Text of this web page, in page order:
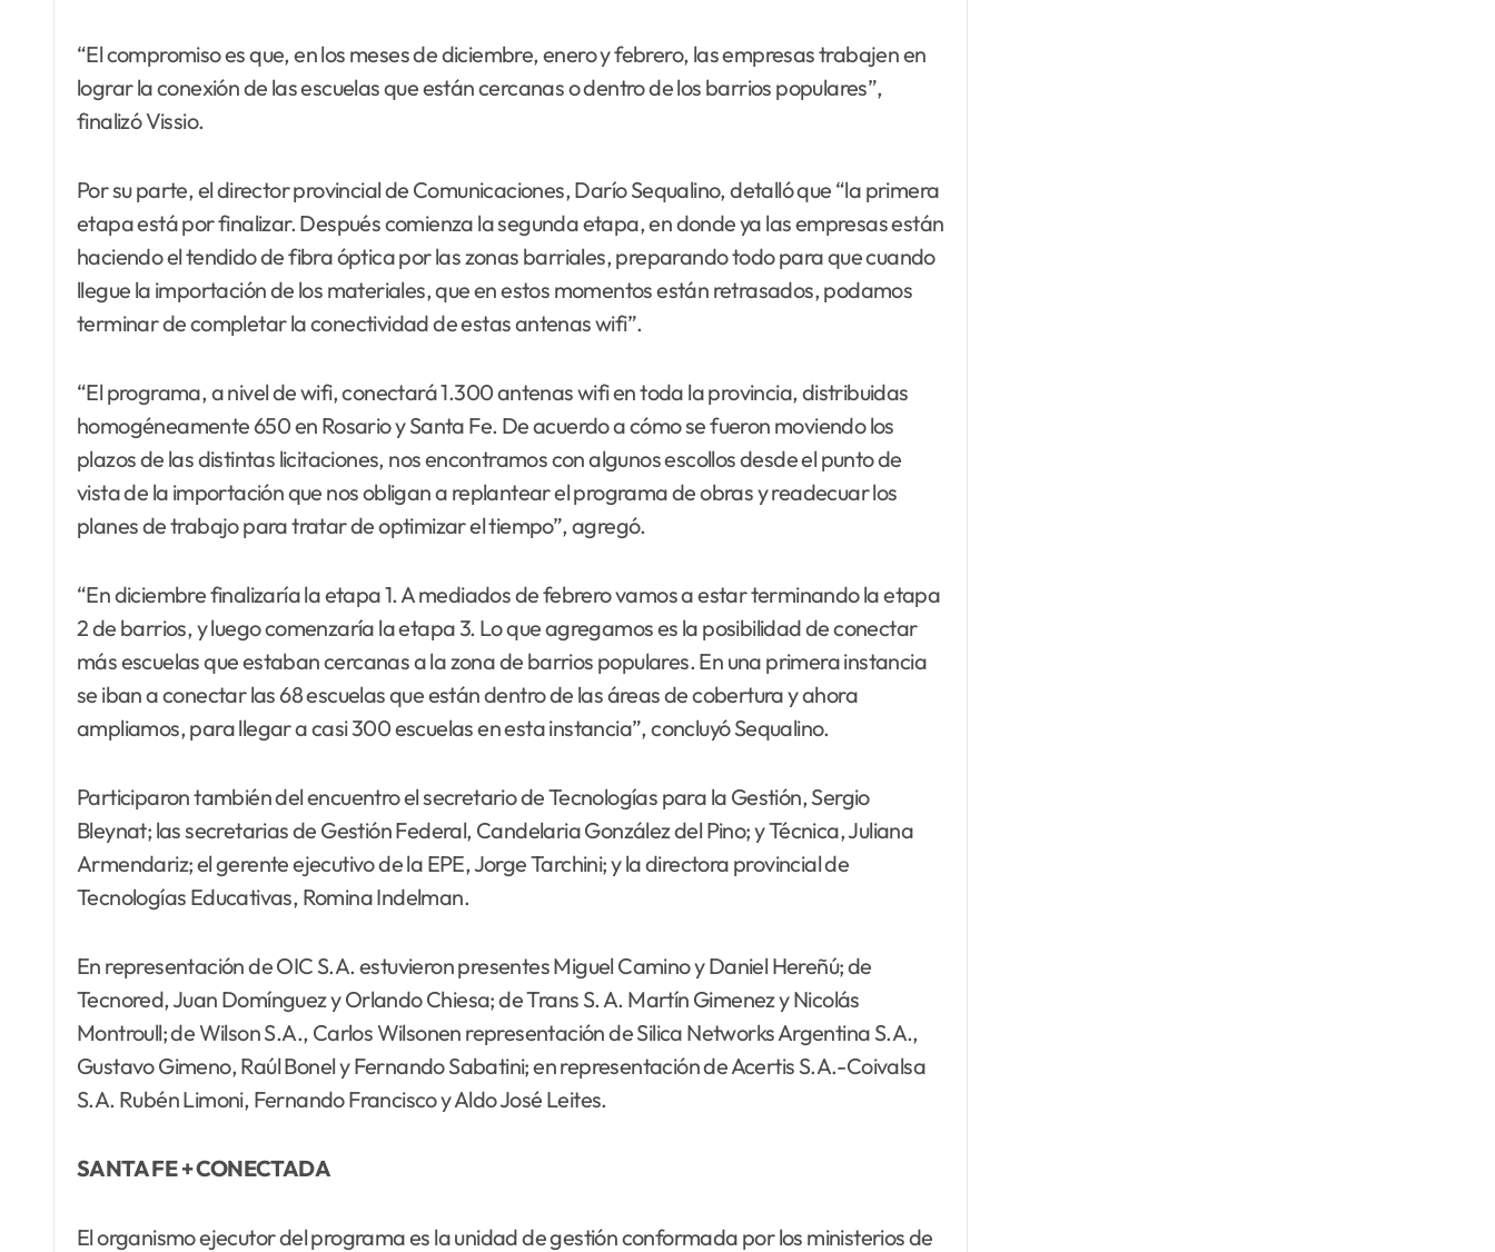
“El compromiso es que, en los meses de diciembre, enero y febrero, las empresas trabajen en
lograr la conexión de las escuelas que están cercanas o dentro de los barrios populares”,
finalizó Vissio.
Por su parte, el director provincial de Comunicaciones, Darío Sequalino, detalló que “la primera
etapa está por finalizar. Después comienza la segunda etapa, en donde ya las empresas están
haciendo el tendido de fibra óptica por las zonas barriales, preparando todo para que cuando
llegue la importación de los materiales, que en estos momentos están retrasados, podamos
terminar de completar la conectividad de estas antenas wifi”.
“El programa, a nivel de wifi, conectará 1.300 antenas wifi en toda la provincia, distribuidas
homogéneamente 650 en Rosario y Santa Fe. De acuerdo a cómo se fueron moviendo los
plazos de las distintas licitaciones, nos encontramos con algunos escollos desde el punto de
vista de la importación que nos obligan a replantear el programa de obras y readecuar los
planes de trabajo para tratar de optimizar el tiempo”, agregó.
“En diciembre finalizaría la etapa 1. A mediados de febrero vamos a estar terminando la etapa
2 de barrios, y luego comenzaría la etapa 3. Lo que agregamos es la posibilidad de conectar
más escuelas que estaban cercanas a la zona de barrios populares. En una primera instancia
se iban a conectar las 68 escuelas que están dentro de las áreas de cobertura y ahora
ampliamos, para llegar a casi 300 escuelas en esta instancia”, concluyó Sequalino.
Participaron también del encuentro el secretario de Tecnologías para la Gestión, Sergio
Bleynat; las secretarias de Gestión Federal, Candelaria González del Pino; y Técnica, Juliana
Armendariz; el gerente ejecutivo de la EPE, Jorge Tarchini; y la directora provincial de
Tecnologías Educativas, Romina Indelman.
En representación de OIC S.A. estuvieron presentes Miguel Camino y Daniel Hereñú; de
Tecnored, Juan Domínguez y Orlando Chiesa; de Trans S. A. Martín Gimenez y Nicolás
Montroull; de Wilson S.A., Carlos Wilsonen representación de Silica Networks Argentina S.A.,
Gustavo Gimeno, Raúl Bonel y Fernando Sabatini; en representación de Acertis S.A.-Coivalsa
S.A. Rubén Limoni, Fernando Francisco y Aldo José Leites.
SANTA FE + CONECTADA
El organismo ejecutor del programa es la unidad de gestión conformada por los ministerios de